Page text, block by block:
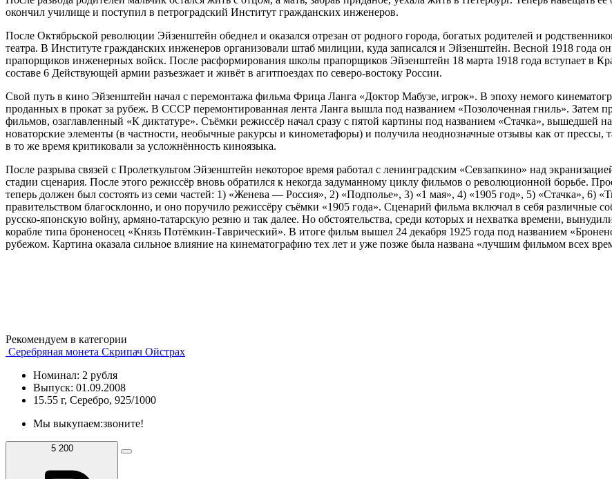
окончил училище и поступил в петроградский Институт гражданских инженеров.
После Октябрьской революции Эйзенштейн обеднел и оказался отрезан от родного города, богатых родителей и
театра. В Институте гражданских инженеров организовали штаб милиции, куда записался и Эйзенштейн. Весной 1918 года
прапорщиков инженерных войск. После расформирования школы прапорщиков Эйзенштейн 18 марта 1918 года вступает в
составе 6 Действующей армии разъезжает и живёт в агитпоездах по северо-востоку России.
Свой путь в кино Эйзенштейн начал с перемонтажа фильма Фрица Ланга «Доктор Мабузе, игрок». В эпоху немого
проданных в прокат за рубеж. В СССР перемонтированная лента Ланга вышла под названием «Позолоченная гниль». Затем
фильмов, озаглавленный «К диктатуре». Съёмки режиссёр начал сразу с пятой картины под названием «Стачка», вышедшей
новаторские элементы (в частности, необычные ракурсы и кинометафоры) и получила неоднозначные отзывы как от прессы,
в то же время критиковали за усложнённость киноязыка.
После разрыва связей с Пролеткультом Эйзенштейн некоторое время работал с ленинградским «Севзапкино» над
стадии сценария. После этого режиссёр вновь обратился к некогда задуманному циклу фильмов о революционной борьбе.
теперь должен был состоять из семи частей: 1) «Женева — Россия», 2) «Подполье», 3) «1 мая», 4) «1905 год», 5) «Стачка», 6)
правительством благосклонно, и оно поручило режиссёру съёмки «1905 года». Сценарий фильма включал в себя различные
русско-японскую войну, армяно-татарскую резню и так далее. Но обстоятельства, среди которых и нехватка времени,
корабле типа броненосец «Князь Потёмкин-Таврический». В итоге фильм вышел 24 декабря 1925 года под названием
рубежом. Картина оказала сильное влияние на кинематографию тех лет и уже позже была названа «лучшим фильмом всех
Рекомендуем в категории
Серебряная монета Скрипач Ойстрах
Номинал: 2 рубля
Выпуск: 01.09.2008
15.55 г, Серебро, 925/1000
Мы выкупаем:звоните!
5 200